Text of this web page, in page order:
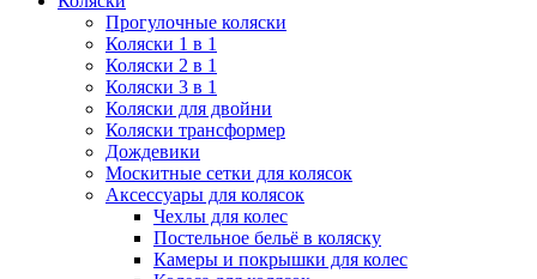
Прогулочные коляски
Коляски 1 в 1
Коляски 2 в 1
Коляски 3 в 1
Коляски для двойни
Коляски трансформер
Дождевики
Москитные сетки для колясок
Аксессуары для колясок
Чехлы для колес
Постельное бельё в коляску
Камеры и покрышки для колес